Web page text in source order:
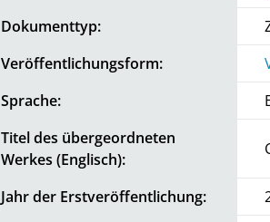
Dokumenttyp:
Veröffentlichungsform:
Sprache:
Titel des übergeordneten
Werkes (Englisch):
Jahr der Erstveröffentlichung: